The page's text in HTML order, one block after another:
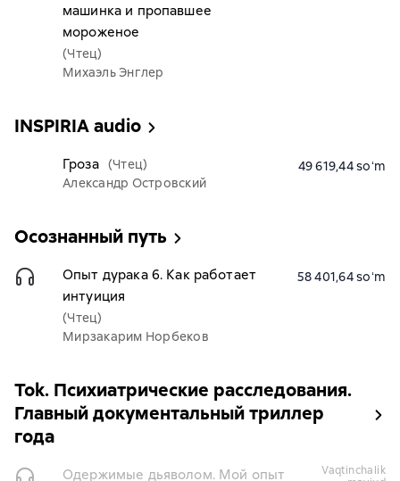
машинка и пропавшее
мороженое
(Чтец)
Михаэль Энглер
INSPIRIA audio
Гроза (Чтец)
Александр Островский
49 619,44 soʻm
Осознанный путь
Опыт дурака 6. Как работает
интуиция
(Чтец)
Мирзакарим Норбеков
58 401,64 soʻm
Tok. Психиатрические расследования.
Главный документальный триллер
года
Одержимые дьяволом. Мой опыт
vaqtinchalik